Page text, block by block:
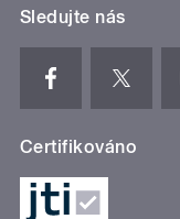
Sledujte nás
Certifikováno